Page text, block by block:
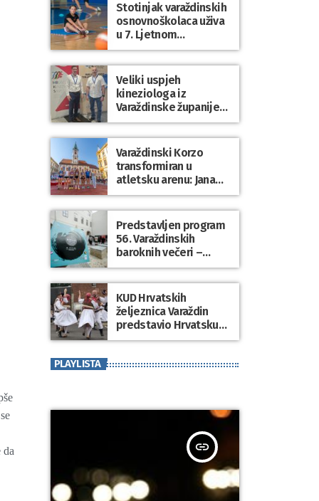
da
Stotinjak varaždinskih
osnovnoškolaca uživa
u 7. Ljetnom
sportskom višeboju
Veliki uspjeh
kineziologa iz
Varaždinske županije
na 34. međunarodnoj
ljetnoj školi
kineziologa u Poreču
Varaždinski Korzo
transformiran u
atletsku arenu: Jana
Koščak i Klemen
Modrijančić pobjednici
atletskog spektakla
“Korzo Jump 2026”
Predstavljen program
56. Varaždinskih
baroknih večeri –
zemlja partner
Kraljevina Belgija
KUD Hrvatskih
željeznica Varaždin
predstavio Hrvatsku
na međunarodnom
SAD-u
PLAYLISTA
insert_link